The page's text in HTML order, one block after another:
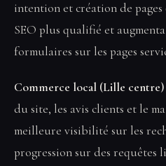
intention et création de
SEO plus qualifié et
formulaires sur les pages
Commerce local (Lille centre)
du site, les avis clients et le
meilleure visibilité sur les
progression sur des requêtes